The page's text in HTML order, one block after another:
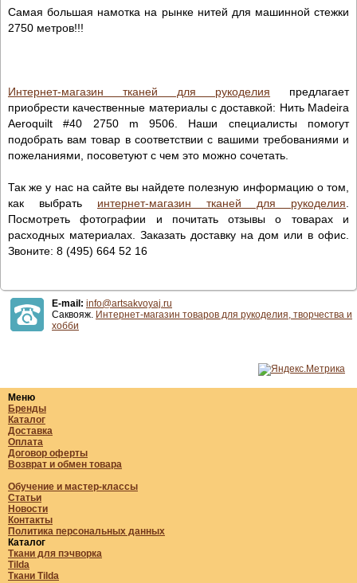
Самая большая намотка на рынке нитей для машинной стежки
2750 метров!!!
Интернет-магазин тканей для рукоделия предлагает
приобрести качественные материалы с доставкой: Нить Madeira
Aeroquilt #40 2750 m 9506. Наши специалисты помогут
подобрать вам товар в соответствии с вашими требованиями и
пожеланиями, посоветуют с чем это можно сочетать.
Так же у нас на сайте вы найдете полезную информацию о том,
как выбрать интернет-магазин тканей для рукоделия
Посмотреть фотографии и почитать отзывы о товарах и
расходных материалах. Заказать доставку на дом или в офис.
Звоните: 8 (495) 664 52 16
E-mail: info@artsakvoyaj.ru
Саквояж. Интернет-магазин товаров для рукоделия, творчества и
хобби
Меню
Бренды
Каталог
Доставка
Оплата
Договор оферты
Возврат и обмен товара
Обучение и мастер-классы
Статьи
Новости
Контакты
Политика персональных данных
Каталог
Ткани для пэчворка
Tilda
Ткани Tilda